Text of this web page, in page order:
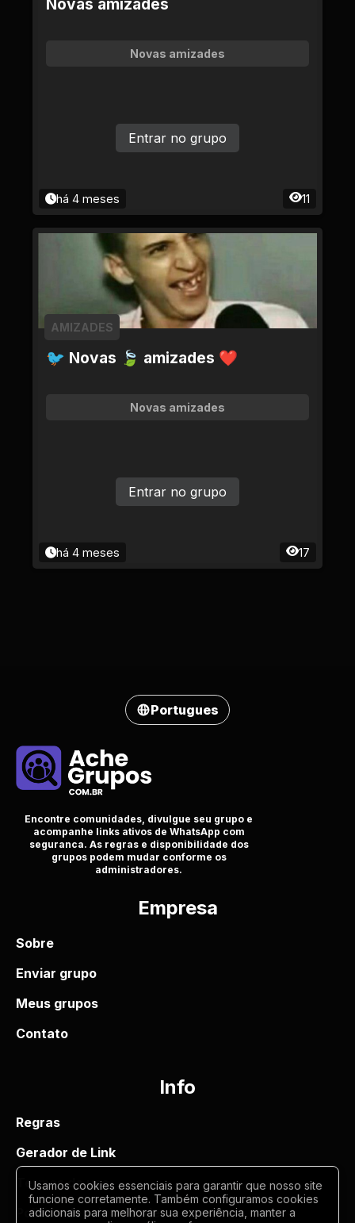
Novas amizades
Novas amizades
há 4 meses 11
Entrar no grupo
🐦 Novas 🍃 amizades ❤
AMIZADES
Novas amizades
há 4 meses 17
Entrar no grupo
Portugues
Encontre comunidades, divulgue seu grupo e
acompanhe links ativos de WhatsApp com
seguranca. As regras e disponibilidade dos
grupos podem mudar conforme os
administradores.
Empresa
Sobre
Enviar grupo
Meus grupos
Contato
Info
Regras
Gerador de Link
Termos de uso
Politica de privacidade
Usamos cookies essenciais para garantir que nosso site
funcione corretamente. Também configuramos cookies
adicionais para melhorar sua experiência, manter a